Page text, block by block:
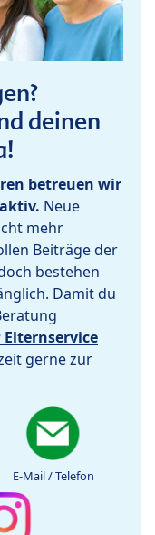
deinen
betreuen wir
Neue
mehr
Beiträge der
bestehen
Damit du
Elternservice
gerne zur
E-Mail / Telefon